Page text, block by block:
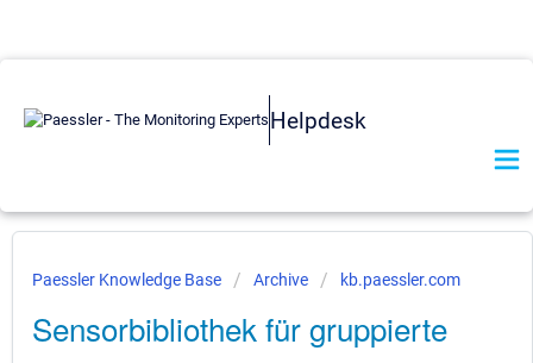
Helpdesk
Paessler Knowledge Base Archive kb.paessler.com
Sensorbibliothek für gruppierte